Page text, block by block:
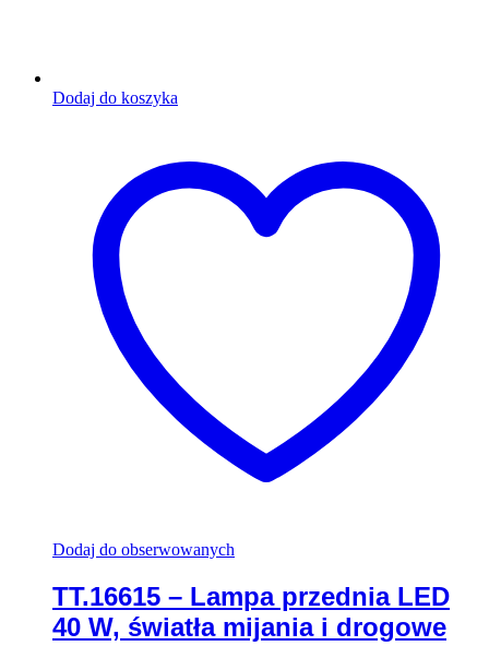
Dodaj do koszyka
Dodaj do obserwowanych
TT.16615 – Lampa przednia LED
40 W, światła mijania i drogowe